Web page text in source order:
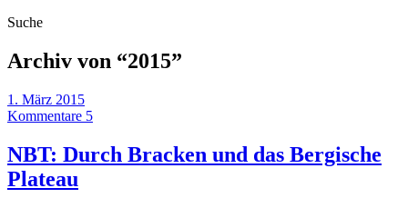
Suche
Archiv von “2015”
1. März 2015
Kommentare 5
NBT: Durch Bracken und das Bergische
Plateau